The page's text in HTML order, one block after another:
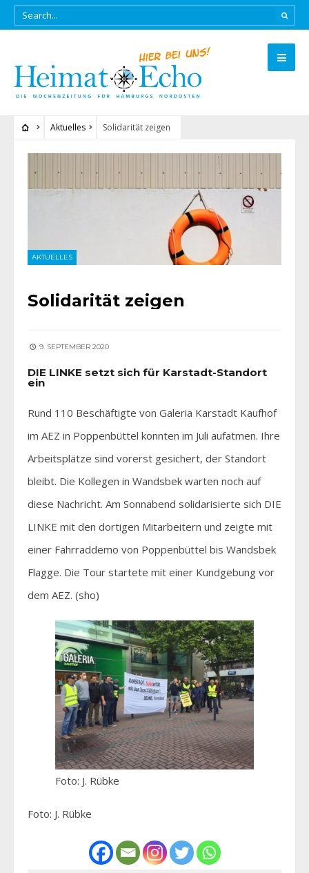
Aktuelles Solidarität zeigen
AKTUELLES
Solidarität zeigen
9. SEPTEMBER 2020
DIE LINKE setzt sich für Karstadt-Standort
ein
Rund 110 Beschäftigte von Galeria Karstadt Kaufhof
im AEZ in Poppenbüttel konnten im Juli aufatmen. Ihre
Arbeitsplätze sind vorerst gesichert, der Standort
bleibt. Die Kollegen in Wandsbek warten noch auf
diese Nachricht. Am Sonnabend solidarisierte sich DIE
LINKE mit den dortigen Mitarbeitern und zeigte mit
einer Fahrraddemo von Poppenbüttel bis Wandsbek
Flagge. Die Tour startete mit einer Kundgebung vor
dem AEZ. (sho)
Foto: J. Rübke
Foto: J. Rübke